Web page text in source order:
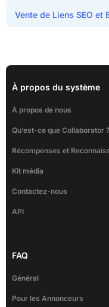
Vente de Liens SEO et
À propos du système
À propos de nous
Qu’est-ce que Collaborator ?
Récompenses et
Kit média
Contactez-nous
API
FAQ
Général
Pour les Annonceurs